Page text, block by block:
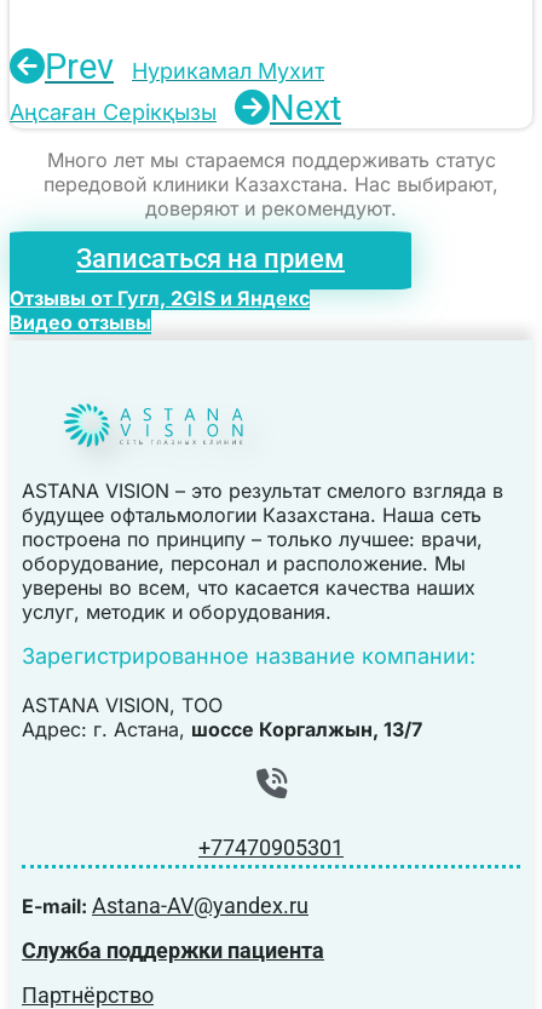
Prev
Нурикамал Мухит
Аңсаған Серікқызы
Next
Много лет мы стараемся поддерживать статус
передовой клиники Казахстана. Нас выбирают,
доверяют и рекомендуют.
Записаться на прием
Отзывы от Гугл, 2GIS и Яндекс
Видео отзывы
ASTANA VISION – это результат смелого взгляда в
будущее офтальмологии Казахстана. Наша сеть
построена по принципу – только лучшее: врачи,
оборудование, персонал и расположение. Мы
уверены во всем, что касается качества наших
услуг, методик и оборудования.
Зарегистрированное название компании:
ASTANA VISION, TOO
Адрес: г. Астана, шоссе Коргалжын, 13/7
+77470905301
E-mail: Astana-AV@yandex.ru
Служба поддержки пациента
Партнёрство